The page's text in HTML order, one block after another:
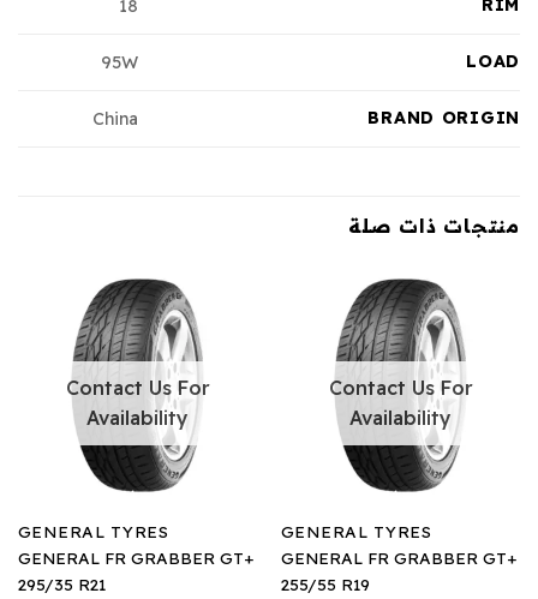
RIM
18
LOAD
95W
BRAND ORIGIN
China
منتجات ذات صلة
Contact Us For
Availability
GENERAL TYRES
GENERAL FR GRABBER GT+
255/55 R19
Contact Us For
Availability
GENERAL TYRES
GENERAL FR GRABBER GT+
295/35 R21